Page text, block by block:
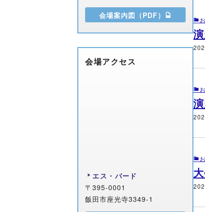
会場案内図（PDF）
会場アクセス
エス・バード
〒395-0001
飯田市座光寺3349-1